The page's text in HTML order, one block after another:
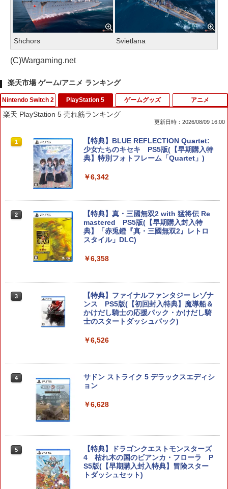
Shchors Svietlana
(C)Wargaming.net
楽天市場 ゲーム/アニメ ランキング
Nintendo Switch 2
1
【特典】進撃の巨人3 Switch2版(【早
期購入封入特典】DLC)
2
ダービースタリオン2 【Switch2】 POT-
P-AB73A
￥8,582
任天堂 マリオカート ワールド【Switch
2】 BEEPAAAAA [BEEPAAAAA]
￥8,960
ド [BEE-P-AAAAA NSW2 マリオカ-ト
ワ-ルド]
￥9,073
PlayStation 5
楽天 PlayStation 5 売れ筋ランキング
更新日時：2026/08/09 16:00
1
【特典】BLUE REFLECTION Quartet:
少女たちのキセキ PS5版(【早期購入特
典】特別フォトフレーム「Quartet」)
￥6,342
2
【特典】真・三國無双2 with 猛将伝 Re
mastered PS5版(【早期購入封入特
典】「赤兎鐙『真・三國無双2』レトロ
スタイル」DLC)
￥6,358
3
【特典】ファイナルファンタジー レゾナ
ンス PS5版(【初回封入特典】魔導船＆
かけだし騎士の応援パック・かけだし騎
士のスタートダッシュパック)
￥6,526
4
サドン ストライク 5 デラックスエディシ
ョン
￥6,628
5
【特典】ドラゴンクエストモンスターズ
4 枯れ木の国のビアンカ・フローラ P
S5版(【早期購入封入特典】冒険スター
トダッシュセット)
ゲームグッズ アニメ